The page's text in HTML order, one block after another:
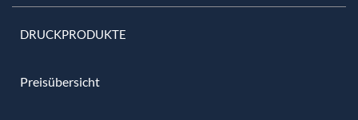
DRUCKPRODUKTE
Preisübersicht